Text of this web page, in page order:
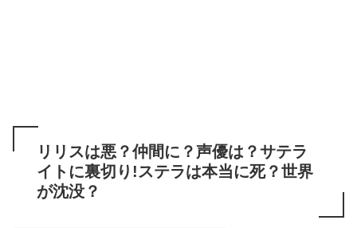
リリスは悪？仲間に？声優は？サテラ
イトに裏切り!ステラは本当に死？世界
が沈没？